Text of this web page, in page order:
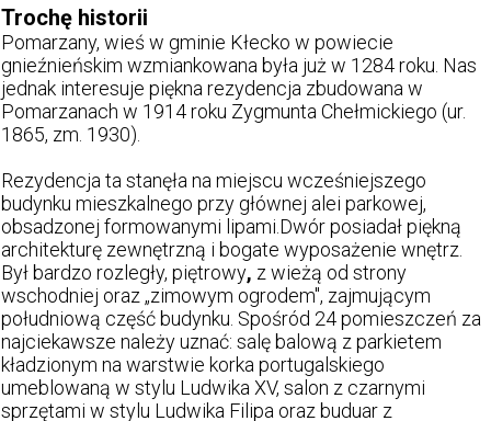
Trochę historii
Pomarzany, wieś w gminie Kłecko w powiecie
gnieźnieńskim wzmiankowana była już w 1284 roku. Nas
jednak interesuje piękna rezydencja zbudowana w
Pomarzanach w 1914 roku Zygmunta Chełmickiego (ur.
1865, zm. 1930).
Rezydencja ta stanęła na miejscu wcześniejszego
budynku mieszkalnego przy głównej alei parkowej,
obsadzonej formowanymi lipami.Dwór posiadał piękną
architekturę zewnętrzną i bogate wyposażenie wnętrz.
Był bardzo rozległy, piętrowy, z wieżą od strony
wschodniej oraz „zimowym ogrodem", zajmującym
południową część budynku. Spośród 24 pomieszczeń za
najciekawsze należy uznać: salę balową z parkietem
kładzionym na warstwie korka portugalskiego
umeblowaną w stylu Ludwika XV, salon z czarnymi
sprzętami w stylu Ludwika Filipa oraz buduar z